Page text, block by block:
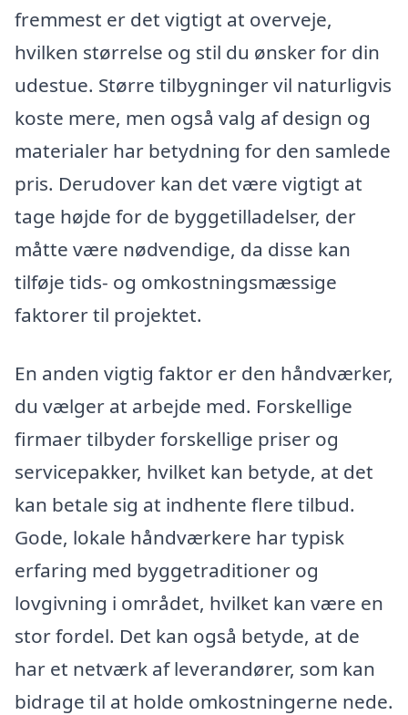
fremmest er det vigtigt at overveje,
hvilken størrelse og stil du ønsker for din
udestue. Større tilbygninger vil naturligvis
koste mere, men også valg af design og
materialer har betydning for den samlede
pris. Derudover kan det være vigtigt at
tage højde for de byggetilladelser, der
måtte være nødvendige, da disse kan
tilføje tids- og omkostningsmæssige
faktorer til projektet.
En anden vigtig faktor er den håndværker,
du vælger at arbejde med. Forskellige
firmaer tilbyder forskellige priser og
servicepakker, hvilket kan betyde, at det
kan betale sig at indhente flere tilbud.
Gode, lokale håndværkere har typisk
erfaring med byggetraditioner og
lovgivning i området, hvilket kan være en
stor fordel. Det kan også betyde, at de
har et netværk af leverandører, som kan
bidrage til at holde omkostningerne nede.